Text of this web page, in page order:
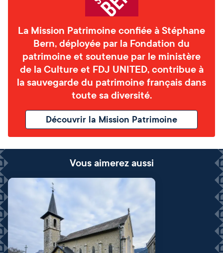
La Mission Patrimoine confiée à Stéphane
Bern, déployée par la Fondation du
patrimoine et soutenue par le ministère
de la Culture et FDJ UNITED, contribue à
la sauvegarde du patrimoine français dans
toute sa diversité.
Découvrir la Mission Patrimoine
Vous aimerez aussi